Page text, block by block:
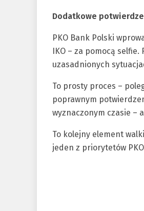
Dodatkowe
PKO Bank Polski
IKO – za pomocą
uzasadnionych
To prosty proces –
poprawnym
wyznaczonym czasie –
To kolejny element
jeden z priorytetów